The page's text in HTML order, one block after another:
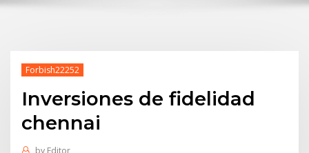
Forbish22252
Inversiones de fidelidad
chennai